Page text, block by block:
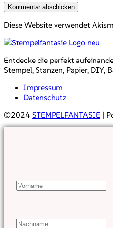
Diese Website verwendet
Entdecke die perfekt
Stempel, Stanzen, Papier, DIY,
Impressum
Datenschutz
©2024 STEMPELFANTASIE |